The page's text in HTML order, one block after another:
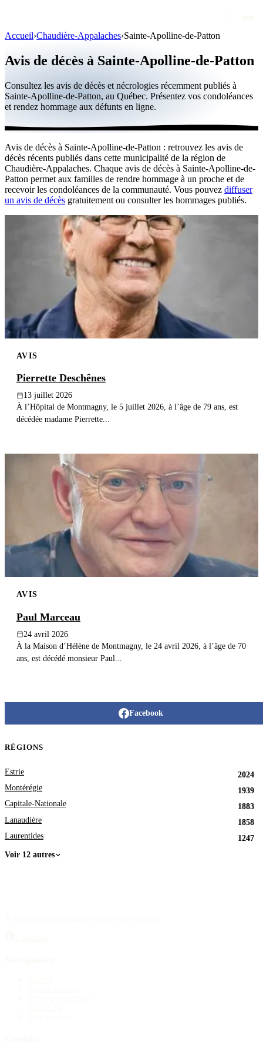
Personnalités publiques
Québec
Canada
International
Par région
Par ville
Maisons funéraires
Publier un avis
Accueil›Chaudière-Appalaches›Sainte-Apolline-de-Patton
Avis de décès à Sainte-Apolline-de-Patton
Consultez les avis de décès et nécrologies récemment publiés à
Sainte-Apolline-de-Patton, au Québec. Présentez vos condoléances
et rendez hommage aux défunts en ligne.
Avis de décès à Sainte-Apolline-de-Patton : retrouvez les avis de
décès récents publiés dans cette municipalité de la région de
Chaudière-Appalaches. Chaque avis de décès à Sainte-Apolline-de-
Patton permet aux familles de rendre hommage à un proche et de
recevoir les condoléances de la communauté. Vous pouvez diffuser
un avis de décès gratuitement ou consulter les hommages publiés.
AVIS
Pierrette Deschênes
13 juillet 2026
À l’Hôpital de Montmagny, le 5 juillet 2026, à l’âge de 79 ans, est
décédée madame Pierrette...
AVIS
Paul Marceau
24 avril 2026
À la Maison d’Hélène de Montmagny, le 24 avril 2026, à l’âge de 70
ans, est décédé monsieur Paul...
Facebook
RÉGIONS
Estrie
2024
Montérégie
1939
Capitale-Nationale
1883
Lanaudière
1858
Laurentides
1247
Voir 12 autres